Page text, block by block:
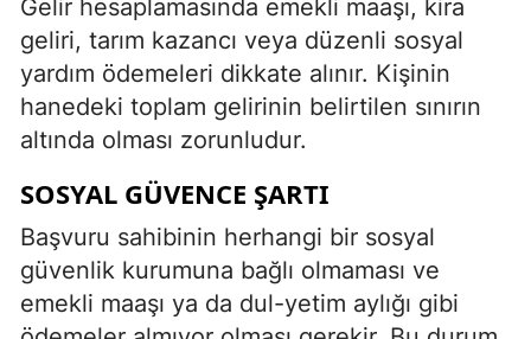
Gelir hesaplamasında emekli maaşı, kira
geliri, tarım kazancı veya düzenli sosyal
yardım ödemeleri dikkate alınır. Kişinin
hanedeki toplam gelirinin belirtilen sınırın
altında olması zorunludur.
SOSYAL GÜVENCE ŞARTI
Başvuru sahibinin herhangi bir sosyal
güvenlik kurumuna bağlı olmaması ve
emekli maaşı ya da dul-yetim aylığı gibi